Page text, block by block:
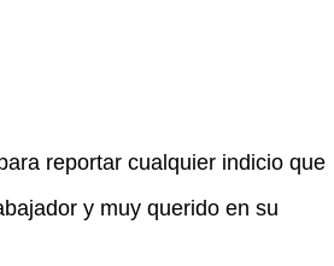
reportar cualquier indicio que
y muy querido en su